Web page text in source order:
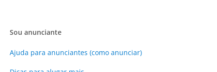
Sou anunciante
Ajuda para anunciantes (como anunciar)